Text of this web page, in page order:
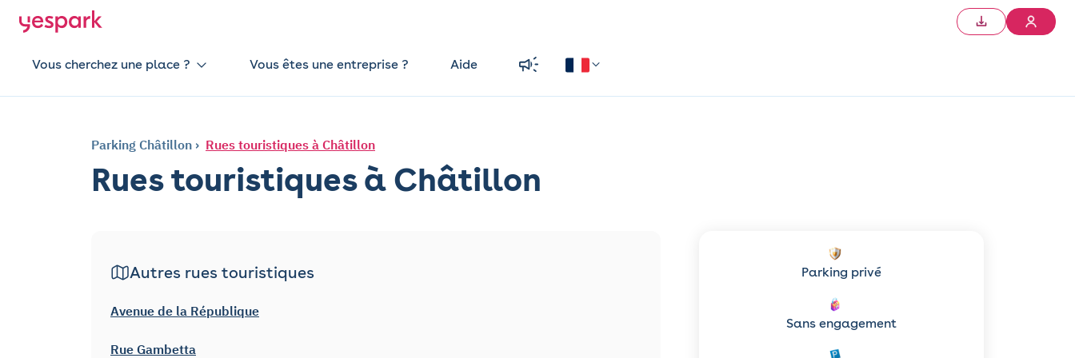
Vous cherchez une place ? Vous êtes une entreprise ? Aide
Parking Châtillon Rues touristiques à Châtillon
Rues touristiques à Châtillon
Autres rues touristiques
Avenue de la République
Rue Gambetta
Parking privé
Sans engagement